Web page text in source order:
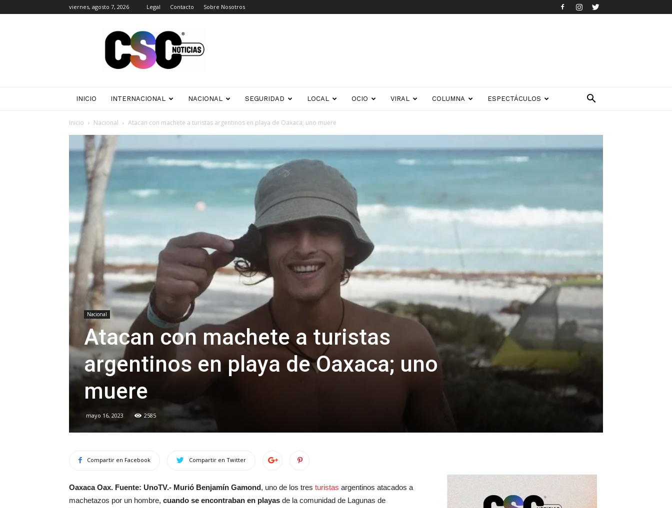
viernes, agosto 7, 2026 Legal Contacto Sobre Nosotros
Noticias
INICIO INTERNACIONAL NACIONAL SEGURIDAD LOCAL OCIO VIRAL COLUMNA ESPECTÁCULOS
Inicio Nacional Atacan con machete a turistas argentinos en playa de Oaxaca; uno muere
Nacional
Atacan con machete a turistas
argentinos en playa de Oaxaca; uno
muere
mayo 16, 2023 2585
Compartir en Facebook Compartir en Twitter
Oaxaca Oax. Fuente: UnoTV.- Murió Benjamín Gamond, uno de los tres turistas argentinos atacados a
machetazos por un hombre, cuando se encontraban en playas de la comunidad de Lagunas de